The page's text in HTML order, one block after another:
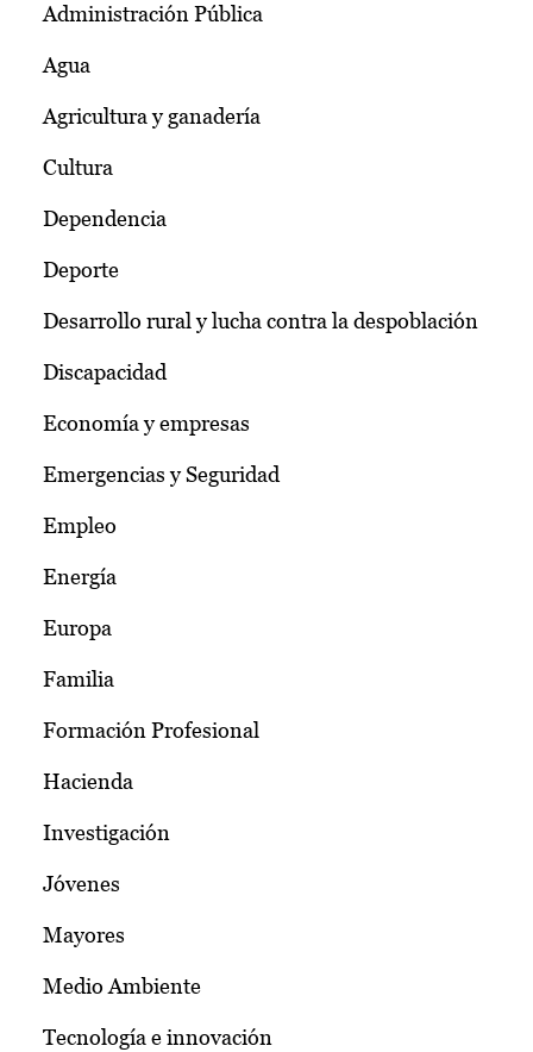
Administración Pública
Agua
Agricultura y ganadería
Cultura
Dependencia
Deporte
Desarrollo rural y lucha contra la despoblación
Discapacidad
Economía y empresas
Emergencias y Seguridad
Empleo
Energía
Europa
Familia
Formación Profesional
Hacienda
Investigación
Jóvenes
Mayores
Medio Ambiente
Tecnología e innovación